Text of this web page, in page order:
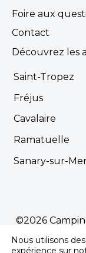
Foire aux
Contact
Découvrez les
Saint-Tropez
Fréjus
Cavalaire
Ramatuelle
Sanary-sur-
©2026
Nous utilisons
expérience sur